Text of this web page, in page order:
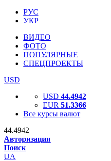
РУС
УКР
ВИДЕО
ФОТО
ПОПУЛЯРНЫЕ
СПЕЦПРОЕКТЫ
USD
USD 44.4942
EUR 51.3366
Все курсы валют
44.4942
Авторизация
Поиск
UA